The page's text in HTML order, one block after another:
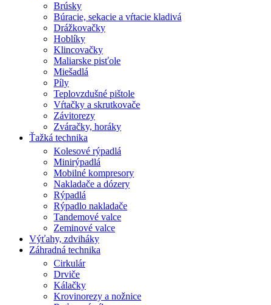
Brúsky
Búracie, sekacie a vŕtacie kladivá
Drážkovačky
Hoblíky
Klincovačky
Maliarske pisťole
Miešadlá
Píly
Teplovzdušné pištole
Vŕtačky a skrutkovače
Závitorezy
Zváračky, horáky
Ťažká technika
Kolesové rýpadlá
Minirýpadlá
Mobilné kompresory
Nakladače a dózery
Rýpadlá
Rýpadlo nakladače
Tandemové valce
Zeminové valce
Výťahy, zdviháky
Záhradná technika
Cirkulár
Drviče
Kálačky
Krovinorezy a nožnice